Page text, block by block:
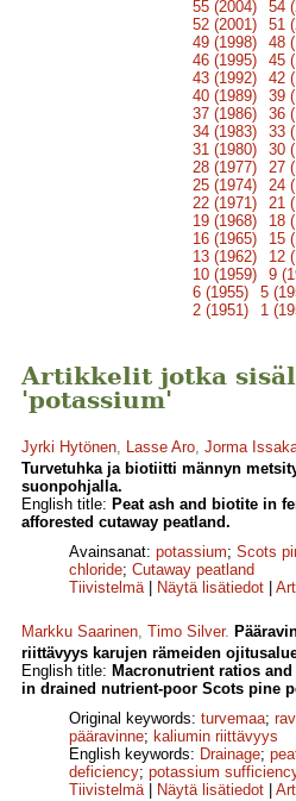
55 (2004)
54
52 (2001)
51
49 (1998)
48
46 (1995)
45
43 (1992)
42
40 (1989)
39
37 (1986)
36
34 (1983)
33
31 (1980)
30
28 (1977)
27
25 (1974)
24
22 (1971)
21
19 (1968)
18
16 (1965)
15
13 (1962)
12
10 (1959)
9
6 (1955)
5
2 (1951)
1
Artikkelit jotka
'potassium'
Jyrki Hytönen, Lasse Aro, Jorma
Turvetuhka ja biotiitti männyn
suonpohjalla.
English title: Peat ash and biotite in
afforested cutaway peatland.
Avainsanat: potassium; Scots
chloride; Cutaway peatland
Tiivistelmä| Näytä lisätiedot
Markku Saarinen, Timo Silver.
riittävyys karujen rämeiden
English title: Macronutrient ratios
in drained nutrient-poor Scots pine
Original keywords: turvemaa;
pääravinne; kaliumin riittävyys
English keywords: Drainage;
deficiency; potassium
Tiivistelmä| Näytä lisätiedot